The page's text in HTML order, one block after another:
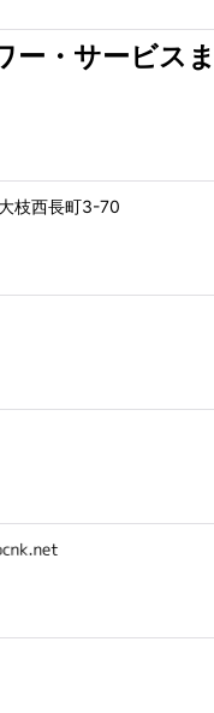
ー・サービス
枝西長町3-70